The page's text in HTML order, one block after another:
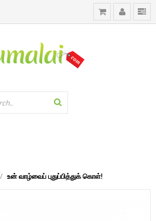
உன் வாழ்வைப் புதுப்பித்துக் கொள்!